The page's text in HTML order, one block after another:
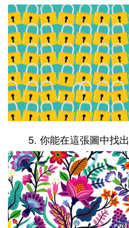
5. 你能在這張圖中找